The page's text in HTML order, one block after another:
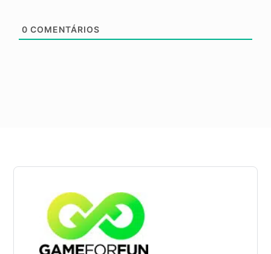
0 COMENTÁRIOS